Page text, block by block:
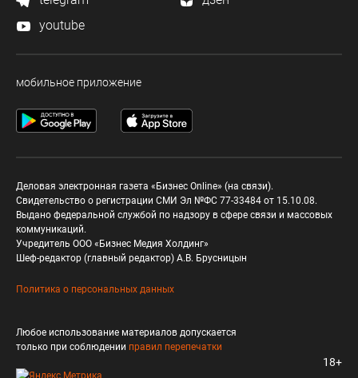
youtube
мобильное приложение
Деловая электронная газета «Бизнес Online» (на связи).
Свидетельство о регистрации СМИ Эл №ФС 77-33484 от 15.10.08.
Выдано федеральной службой по надзору в сфере связи и массовых
коммуникаций.
Учредитель ООО «Бизнес Медия Холдинг»
Шеф-редактор (главный редактор) А.В. Брусницын
Политика о персональных данных
Любое использование материалов допускается
только при соблюдении правил перепечатки
18+